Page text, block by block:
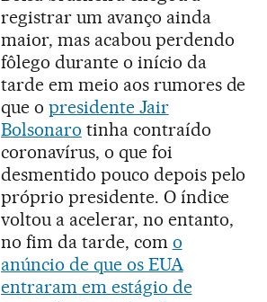
registrar um avanço ainda
maior, mas acabou perdendo
fôlego durante o início da
tarde em meio aos rumores de
que o presidente Jair
Bolsonaro tinha contraído
coronavírus, o que foi
desmentido pouco depois pelo
próprio presidente. O índice
voltou a acelerar, no entanto,
no fim da tarde, com o
anúncio de que os EUA
entraram em estágio de